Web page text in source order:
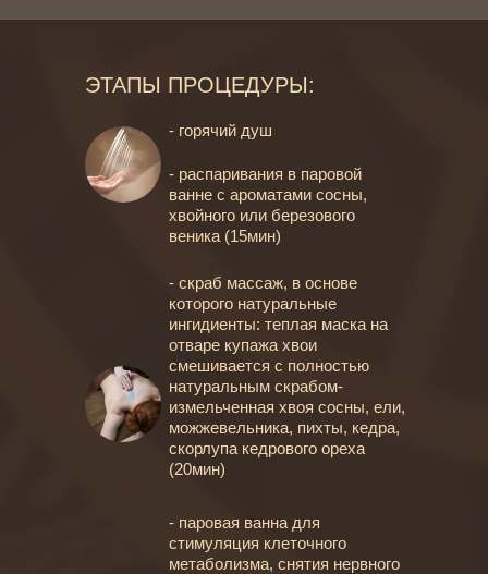
- паровая ванна для
стимуляция клеточного
метаболизма, снятия нервного
- горячий душ
- распаривания в паровой
ванне с ароматами сосны,
хвойного или березового
веника (15мин)
- скраб массаж, в основе
которого натуральные
ингидиенты: теплая маска на
отваре купажа хвои
смешивается с полностью
натуральным скрабом-
измельченная хвоя сосны, ели,
можжевельника, пихты, кедра,
скорлупа кедрового ореха
(20мин)
ЭТАПЫ ПРОЦЕДУРЫ: